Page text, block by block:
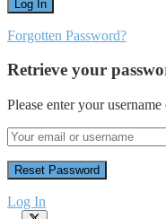
Forgotten Password?
Retrieve your
Please enter your
Log In